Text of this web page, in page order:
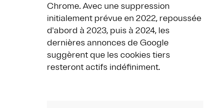
Chrome. Avec une suppression
initialement prévue en 2022, repoussée
d'abord à 2023, puis à 2024, les
dernières annonces de Google
suggèrent que les cookies tiers
resteront actifs indéfiniment.